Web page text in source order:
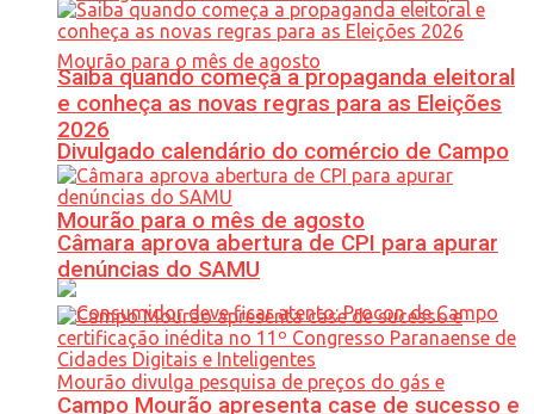
Divulgado calendário do comércio de Campo
Mourão para o mês de agosto
Saiba quando começa a propaganda eleitoral
e conheça as novas regras para as Eleições
2026
Câmara aprova abertura de CPI para apurar
denúncias do SAMU
Campo Mourão apresenta case de sucesso e